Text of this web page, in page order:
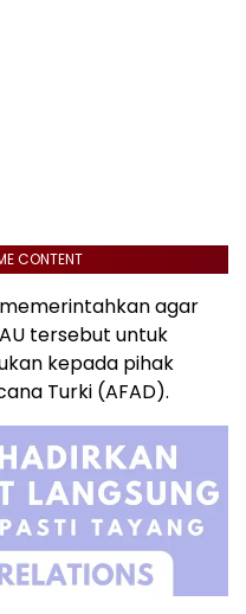
CONTENT
agar
tersebut untuk
kepada pihak
Turki (AFAD).